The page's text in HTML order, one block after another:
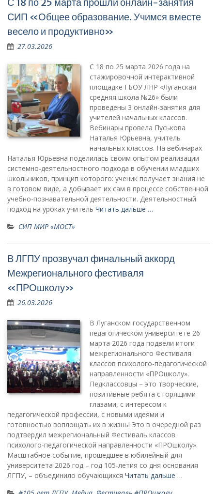
СИП «Общее образование. Учимся вместе
весело и продуктивно»
27.03.2026
С 18 по 25 марта 2026 года на
стажировочной интерактивной
площадке ГБОУ ЛНР «Луганская
средняя школа №26» были
проведены 3 онлайн-занятия для
учителей начальных классов.
Вебинары провела Пуськова
Наталья Юрьевна, учитель
начальных классов. На вебинарах
Наталья Юрьевна поделилась своим опытом реализации
системно-деятельностного подхода в обучении младших
школьников, принцип которого: ученик получает знания не
в готовом виде, а добывает их сам в процессе собственной
учебно-познавательной деятельности. Деятельностный
подход на уроках учитель Читать дальше …
СИП МИР «МОСТ»
В ЛГПУ прозвучал финальный аккорд
Межрегионального фестиваля
«ПРОшколу»
26.03.2026
В Луганском государственном
педагогическом университете 26
марта 2026 года подвели итоги
межрегионального Фестиваля
классов психолого-педагогической
направленности «ПРОшколу».
Педклассовцы – это творческие,
позитивные ребята с горящими
глазами, с интересом к
педагогической профессии, с новыми идеями и
готовностью воплощать их в жизнь! Это в очередной раз
подтвердил межрегиональный Фестиваль классов
психолого-педагогической направленности «ПРОшколу».
Масштабное событие, прошедшее в юбилейный для
университета 2026 год – год 105-летия со дня основания
ЛГПУ, – объединило обучающихся Читать дальше …